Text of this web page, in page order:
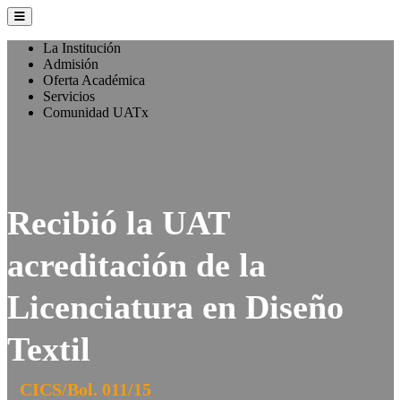
La Institución
Admisión
Oferta Académica
Servicios
Comunidad UATx
Recibió la UAT
acreditación de la
Licenciatura en Diseño
Textil
CICS/Bol. 011/15